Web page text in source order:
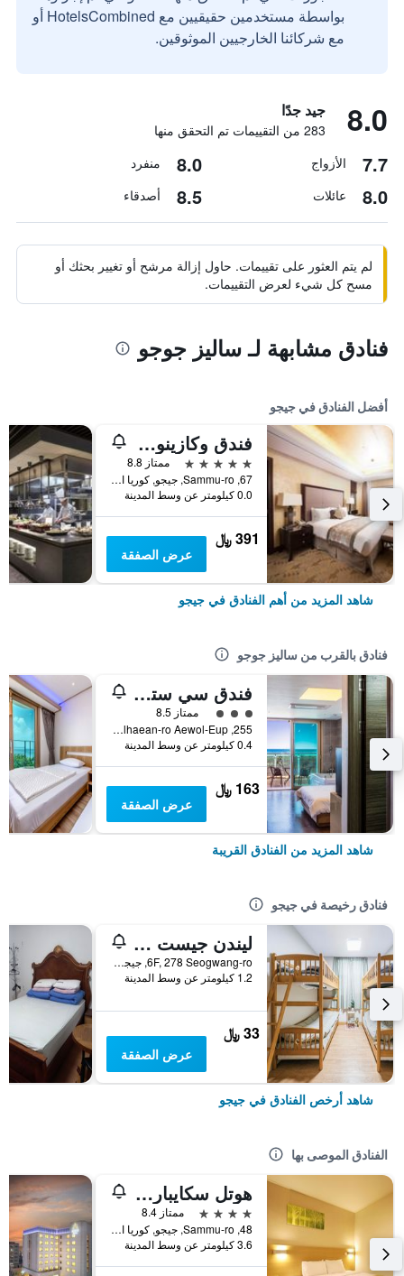
بواسطة مستخدمين حقيقيين مع HotelsCombined أو
مع شركائنا الخارجيين الموثوقين.
8.0 جيد جدًا
283 من التقييمات تم التحقق منها
7.7 الأزواج 8.0 منفرد
8.0 عائلات 8.5 أصدقاء
لم يتم العثور على تقييمات. حاول إزالة مرشح أو تغيير بحثك أو
مسح كل شيء لعرض التقييمات.
فنادق مشابهة لـ ساليز جوجو
أفضل الفنادق في جيجو
فندق وكازينو جيجو صن
5 نجوم
ممتاز 8.8
67, Sammu-ro, جيجو, كوريا الجنوبية
0.0 كيلومتر عن وسط المدينة
391 ﷼
عرض الصفقة
شاهد المزيد من أهم الفنادق في جيجو
فنادق بالقرب من ساليز جوجو
فندق سي ستاي
تقييم فئة 3ممتاز 8.5
255, Aewolhaean-ro Aewol-Eup, جيجو, كوريا الجنوبية
0.4 كيلومتر عن وسط المدينة
163 ﷼
عرض الصفقة
شاهد المزيد من الفنادق القريبة
فنادق رخيصة في جيجو
ليندن جيست هاوس
6F, 278 Seogwang-ro, جيجو, كوريا الجنوبية
1.2 كيلومتر عن وسط المدينة
33 ﷼
عرض الصفقة
شاهد أرخص الفنادق في جيجو
الفنادق الموصى بها
هوتل سكايبارك جيجو 1
4 نجوم
ممتاز 8.4
48, Sammu-ro, جيجو, كوريا الجنوبية
3.6 كيلومتر عن وسط المدينة